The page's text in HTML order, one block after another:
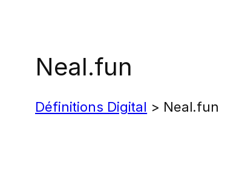
Neal.fun
Définitions Digital > Neal.fun